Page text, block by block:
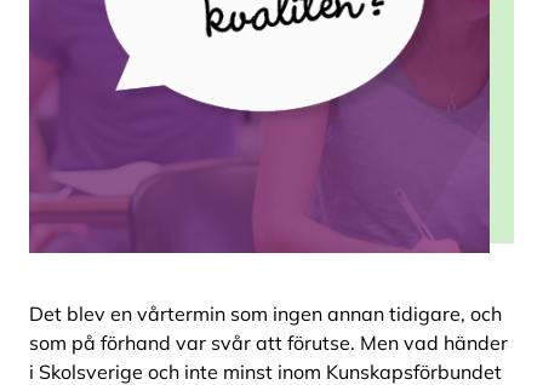
Det blev en vårtermin som ingen annan tidigare, och
som på förhand var svår att förutse. Men vad händer
i Skolsverige och inte minst inom Kunskapsförbundet